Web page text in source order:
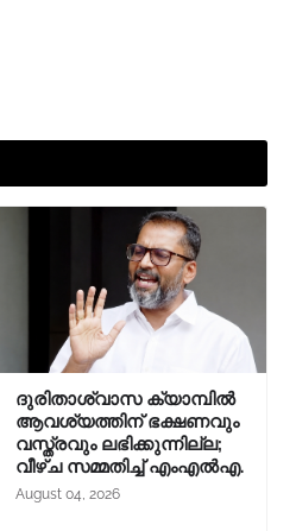
ദുരിതാശ്വാസ ക്യാമ്പിൽ
ആവശ്യത്തിന് ഭക്ഷണവും
വസ്ത്രവും ലഭിക്കുന്നില്ല;
വീഴ്ച സമ്മതിച്ച് എംഎൽഎ.
August 04, 2026